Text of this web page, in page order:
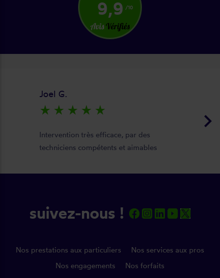
9,9 /10
keyboard_arrow_right
Joel G.
star_rate star_rate star_rate star_rate star_rate
Intervention très efficace, par des
techniciens compétents et aimables
suivez-nous !
Nos prestations aux particuliers
Nos services aux pros
Nos engagements
Nos forfaits